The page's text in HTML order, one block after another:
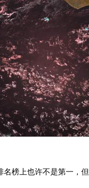
名榜上也许不是第一